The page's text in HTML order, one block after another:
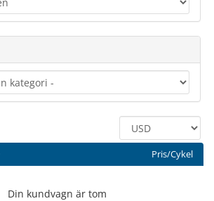
Pris/Cykel
Din kundvagn är tom